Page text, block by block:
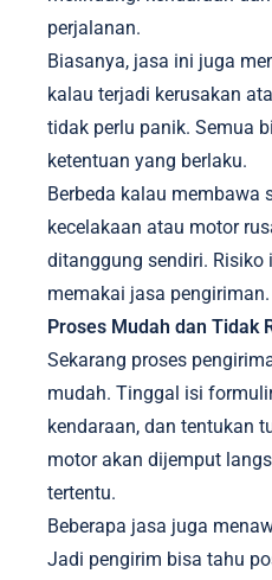
perjalanan.
Biasanya, jasa ini juga
kalau terjadi kerusakan
tidak perlu panik. Semua
ketentuan yang berlaku.
Berbeda kalau membawa
kecelakaan atau motor
ditanggung sendiri.
memakai jasa pengiriman.
Proses Mudah dan Tidak
Sekarang proses
mudah. Tinggal isi
kendaraan, dan tentukan
motor akan dijemput
tertentu.
Beberapa jasa juga
Jadi pengirim bisa tahu